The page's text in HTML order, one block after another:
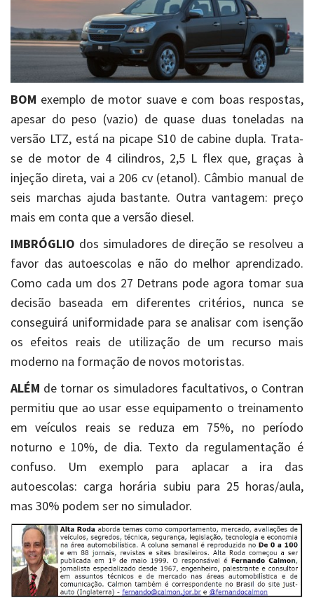
BOM exemplo de motor suave e com boas respostas,
apesar do peso (vazio) de quase duas toneladas na
versão LTZ, está na picape S10 de cabine dupla. Trata-
se de motor de 4 cilindros, 2,5 L flex que, graças à
injeção direta, vai a 206 cv (etanol). Câmbio manual de
seis marchas ajuda bastante. Outra vantagem: preço
mais em conta que a versão diesel.
IMBRÓGLIO dos simuladores de direção se resolveu a
favor das autoescolas e não do melhor aprendizado.
Como cada um dos 27 Detrans pode agora tomar sua
decisão baseada em diferentes critérios, nunca se
conseguirá uniformidade para se analisar com isenção
os efeitos reais de utilização de um recurso mais
moderno na formação de novos motoristas.
ALÉM de tornar os simuladores facultativos, o Contran
permitiu que ao usar esse equipamento o treinamento
em veículos reais se reduza em 75%, no período
noturno e 10%, de dia. Texto da regulamentação é
confuso. Um exemplo para aplacar a ira das
autoescolas: carga horária subiu para 25 horas/aula,
mas 30% podem ser no simulador.